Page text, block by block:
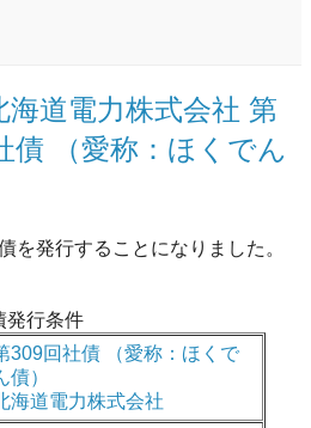
海道電力株式会社 第
債 （愛称：ほくでん
を発行することになりました。
発行条件
309回社債 （愛称：ほくで
債）
海道電力株式会社